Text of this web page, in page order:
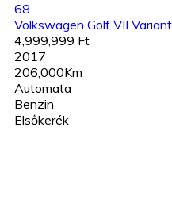
68
Volkswagen Golf VII
4,999,999 Ft
2017
206,000Km
Automata
Benzin
Elsőkerék